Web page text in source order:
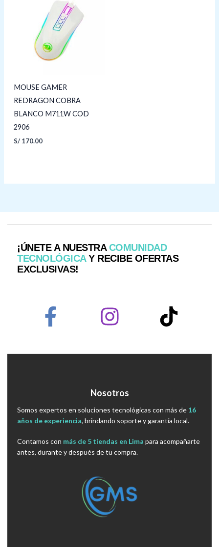
MOUSE GAMER
REDRAGON COBRA
BLANCO M711W COD
2906
S/170.00
¡ÚNETE A NUESTRACOMUNIDAD
TECNOLÓGICAY RECIBE OFERTAS
EXCLUSIVAS!
Nosotros
Somos expertos en soluciones tecnológicas con más de 16
años de experiencia, brindando soporte y garantía local.
Contamos con más de 5 tiendas en Lima para acompañarte
antes, durante y después de tu compra.